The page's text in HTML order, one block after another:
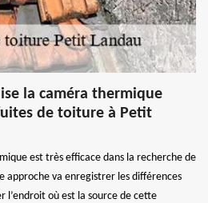
la caméra thermique
de toiture à Petit
est très efficace dans la recherche de
approche va enregistrer les différences
l’endroit où est la source de cette